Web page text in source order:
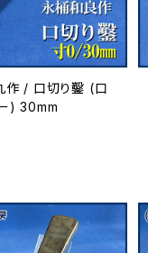
作 / 口切り鑿 (口
) 30mm